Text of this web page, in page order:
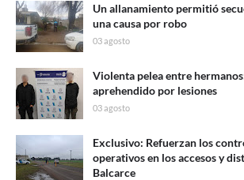
Un allanamiento permitió
una causa por robo
03 agosto
Violenta pelea entre
aprehendido por lesiones
03 agosto
Exclusivo: Refuerzan los
operativos en los accesos y
Balcarce